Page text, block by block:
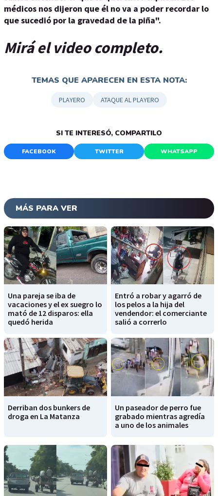
médicos nos dijeron que él no va a poder recordar lo
que sucedió por la gravedad de la piña".
Mirá el video completo.
TEMAS QUE APARECEN EN ESTA NOTA:
PLAYERO ATAQUE AL PLAYERO
SI TE INTERESÓ, COMPARTILO
FACEBOOK TWITTER WHATSAPP
MÁS PARA VER
Una pareja se iba de
vacaciones y el ex suegro lo
mató de 12 disparos: ella
quedó herida
Entró a robar y agarró de
los pelos a la hija del
vendendor: el comerciante
salió a correrlo
Derriban dos bunkers de
droga en La Matanza
Un paseador de perro fue
grabado mientras agredía
a uno de los animales